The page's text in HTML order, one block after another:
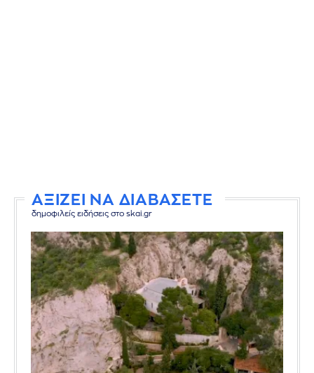
ΑΞΙΖΕΙ ΝΑ ΔΙΑΒΑΣΕΤΕ
δημοφιλείς ειδήσεις στο skai.gr